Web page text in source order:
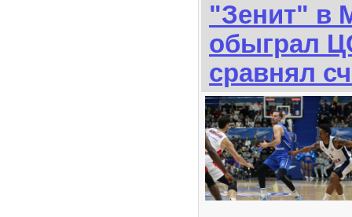
"Зенит" в
обыграл
сравнял